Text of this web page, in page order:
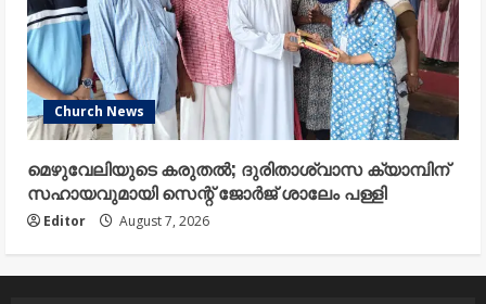
Church News
മെഴുവേലിയുടെ കരുതൽ; ദുരിതാശ്വാസ ക്യാമ്പിന്
സഹായവുമായി സെന്റ് ജോർജ് ശാലേം പള്ളി
Editor August 7, 2026